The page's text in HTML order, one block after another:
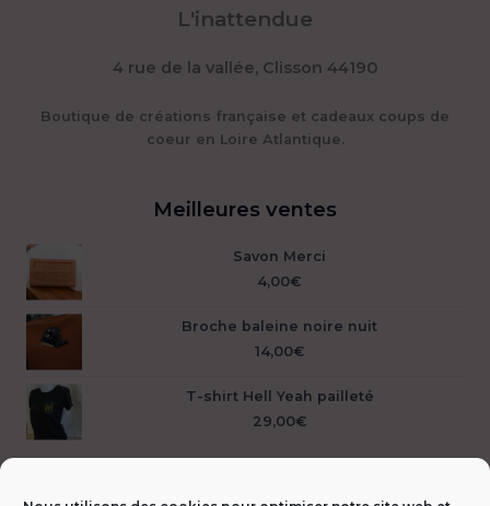
L'inattendue
4 rue de la vallée, Clisson 44190
Boutique de créations française et cadeaux coups de
coeur en Loire Atlantique.
Meilleures ventes
Savon Merci
4,00€
Broche baleine noire nuit
14,00€
T-shirt Hell Yeah pailleté
29,00€